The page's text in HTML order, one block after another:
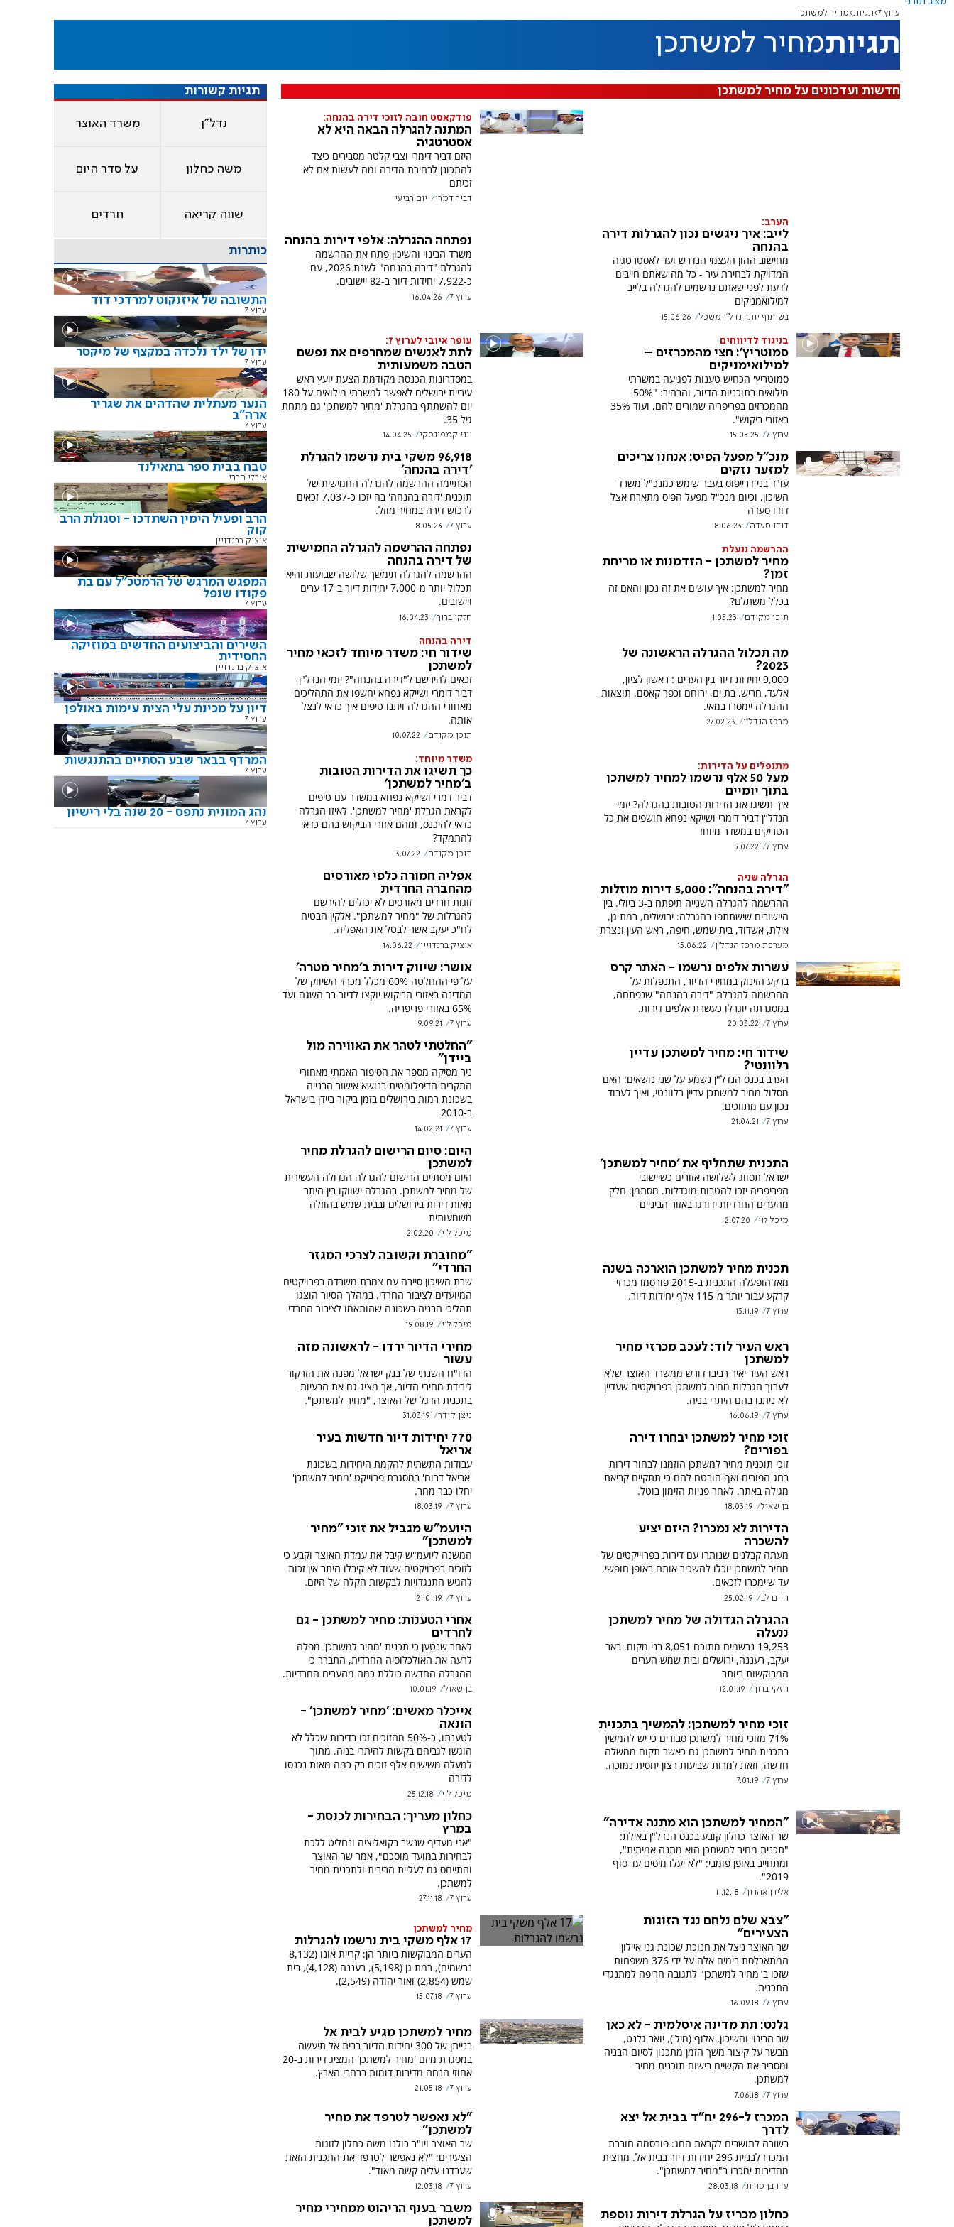
ערוץ 7 תגיות מחיר למשתכן
תגיותמחיר למשתכן
חדשות ועדכונים על מחיר למשתכן
פודקאסט חובה לזוכי דירה בהנחה:
המתנה להגרלה הבאה היא לא
אסטרטגיה
היזם דביר דימרי וצבי קלטר מסבירים כיצד
להתכונן לבחירת הדירה ומה לעשות אם לא
זכיתם
דביר דמרי יום רביעי
הערב:
לייב: איך ניגשים נכון להגרלות דירה
בהנחה
מחישוב ההון העצמי הנדרש ועד לאסטרטגיה
המדויקת לבחירת עיר - כל מה שאתם חייבים
לדעת לפני שאתם נרשמים להגרלה בלייב
למילואמניקים
בשיתוף יותר נדל"ן משכל 15.06.26
נפתחה ההגרלה: אלפי דירות בהנחה
משרד הבינוי והשיכון פתח את ההרשמה
להגרלת "דירה בהנחה" לשנת 2026, עם
כ-7,922 יחידות דיור ב-82 יישובים.
ערוץ 7 16.04.26
בניגוד לדיווחים
סמוטריץ': חצי מהמכרזים –
למילואימניקים
סמוטריץ' הכחיש טענות לפגיעה במשרתי
מילואים בתוכניות הדיור, והבהיר: "50%
מהמכרזים בפריפריה שמורים להם, ועוד 35%
באזורי ביקוש".
ערוץ 7 15.05.25
עופר איובי לערוץ 7:
לתת לאנשים שמחרפים את נפשם
הטבה משמעותית
במסדרונות הכנסת מקודמת הצעת יועץ ראש
עיריית ירושלים לאפשר למשרתי מילואים על 180
יום להשתתף בהגרלת 'מחיר למשתכן' גם מתחת
גיל 35.
יוני קמפינסקי 14.04.25
מנכ"ל מפעל הפיס: אנחנו צריכים
למזער נזקים
עו"ד בני דרייפוס בעבר שימש כמנכ"ל משרד
השיכון, וכיום מנכ"ל מפעל הפיס מתארח אצל
דודו סעדה
דודו סעדה 8.06.23
96,918 משקי בית נרשמו להגרלת
'דירה בהנחה'
הסתיימה ההרשמה להגרלה החמישית של
תוכנית 'דירה בהנחה' בה יזכו כ-7,037 זכאים
לרכוש דירה במחיר מוזל.
ערוץ 7 8.05.23
ההרשמה ננעלת
מחיר למשתכן - הזדמנות או מריחת
זמן?
מחיר למשתכן: איך עושים את זה נכון והאם זה
בכלל משתלם? ​​​​​​​
תוכן מקודם 1.05.23
נפתחה ההרשמה להגרלה החמישית
של דירה בהנחה
ההרשמה להגרלה תימשך שלושה שבועות והיא
תכלול יותר מ-7,000 יחידות דיור ב-17 ערים
ויישובים.
חזקי ברוך 16.04.23
מה תכלול ההגרלה הראשונה של
2023?
9,000 יחידות דיור בין הערים : ראשון לציון,
אלעד, חריש, בת ים, ירוחם וכפר קאסם. תוצאות
ההגרלה יימסרו במאי.
מרכז הנדל"ן 27.02.23
דירה בהנחה
שידור חי: משדר מיוחד לזכאי מחיר
למשתכן
זכאים להירשם ל"דירה בהנחה"? יזמי הנדל"ן
דביר דימרי ושייקא נפחא יחשפו את התהליכים
מאחורי ההגרלה ויתנו טיפים איך כדאי לנצל
אותה.
תוכן מקודם 10.07.22
מתנפלים על הדירות:
מעל 50 אלף נרשמו למחיר למשתכן
בתוך יומיים
איך תשיגו את הדירות הטובות בהגרלה? יזמי
הנדל"ן דביר דימרי ושייקא נפחא חושפים את כל
הטריקים במשדר מיוחד
ערוץ 7 5.07.22
משדר מיוחד:
כך תשיגו את הדירות הטובות
ב'מחיר למשתכן'
דביר דמרי ושייקא נפחא במשדר עם טיפים
לקראת הגרלת 'מחיר למשתכן'. לאיזו הגרלה
כדאי להיכנס, ומהם אזורי הביקוש בהם כדאי
להתמקד?
תוכן מקודם 3.07.22
הגרלה שניה
"דירה בהנחה": 5,000 דירות מוזלות
ההרשמה להגרלה השנייה תיפתח ב-3 ביולי. בין
היישובים שישתתפו בהגרלה: ירושלים, רמת גן,
אילת, אשדוד, בית שמש, חיפה, ראש העין ונצרת
מערכת מרכז הנדל"ן 15.06.22
אפליה חמורה כלפי מאורסים
מהחברה החרדית
זוגות חרדים מאורסים לא יכולים להירשם
להגרלות של "מחיר למשתכן". אלקין הבטיח
לח"כ יעקב אשר לבטל את האפליה.
איציק ברנדויין 14.06.22
עשרות אלפים נרשמו - האתר קרס
ברקע הזינוק במחירי הדיור, התנפלות על
ההרשמה להגרלת "דירה בהנחה" שנפתחה,
במסגרתה יוגרלו כעשרת אלפים דירות.
ערוץ 7 20.03.22
אושר: שיווק דירות ב'מחיר מטרה'
על פי ההחלטה 60% מכלל מכרזי השיווק של
המדינה באזורי הביקוש יוקצו לדיור בר השגה ועד
65% באזורי פריפריה.
ערוץ 7 9.09.21
שידור חי: מחיר למשתכן עדיין
רלוונטי?
הערב בכנס הנדל"ן נשמע על שני נושאים: האם
מסלול מחיר למשתכן עדיין רלוונטי, ואיך לעבוד
נכון עם מתווכים.
ערוץ 7 21.04.21
"החלטתי לטהר את האווירה מול
ביידן"
ניר מסיקה מספר את הסיפור האמתי מאחורי
התקרית הדיפלומטית בנושא אישור הבנייה
בשכונת רמות בירושלים בזמן ביקור ביידן בישראל
ב-2010
ערוץ 7 14.02.21
התכנית שתחליף את ׳מחיר למשתכן׳
ישראל תסווג לשלושה אזורים כשיישובי
הפריפריה יזכו להטבות מוגדלות. מסתמן: חלק
מהערים החרדיות ידורגו באזור הביניים
מיכל לוי 2.07.20
היום: סיום הרישום להגרלת מחיר
למשתכן
היום מסתיים הרישום להגרלה הגדולה העשירית
של מחיר למשתכן. בהגרלה ישווקו בין היתר
מאות דירות בירושלים ובבית שמש בהוזלה
משמעותית
מיכל לוי 2.02.20
תכנית מחיר למשתכן הוארכה בשנה
מאז הופעלה התכנית ב-2015 פורסמו מכרזי
קרקע עבור יותר מ-115 אלף יחידות דיור.
ערוץ 7 13.11.19
"מחוברת וקשובה לצרכי המגזר
החרדי"
שרת השיכון סיירה עם צמרת משרדה בפרויקטים
המיועדים לציבור החרדי. במהלך הסיור הוצגו
תהליכי הבניה בשכונה שהותאמו לציבור החרדי
מיכל לוי 19.08.19
ראש העיר לוד: לעכב מכרזי מחיר
למשתכן
ראש העיר יאיר רביבו דורש ממשרד האוצר שלא
לערוך הגרלות מחיר למשתכן בפרויקטים שעדיין
לא ניתנו בהם היתרי בניה.
ערוץ 7 16.06.19
מחירי הדיור ירדו - לראשונה מזה
עשור
הדו"ח השנתי של בנק ישראל מפנה את הזרקור
לירידת מחירי הדיור, אך מציג גם את הבעיות
בתכנית הדגל של האוצר, "מחיר למשתכן".
ניצן קידר 31.03.19
זוכי מחיר למשתכן יבחרו דירה
בפורים?
זוכי תוכנית מחיר למשתכן הוזמנו לבחור דירות
בחג הפורים ואף הובטח להם כי תתקיים קריאת
מגילה באתר. לאחר פניות הזימון בוטל.
בן שאול 18.03.19
770 יחידות דיור חדשות בעיר
אריאל
עבודות התשתית להקמת היחידות בשכונת
'אריאל דרום' במסגרת פרוייקט 'מחיר למשתכן'
יחלו כבר מחר.
ערוץ 7 18.03.19
הדירות לא נמכרו? היזם יציע
להשכרה
מעתה קבלנים שנותרו עם דירות בפרוייקטים של
מחיר למשתכן יוכלו להשכיר אותם באופן חופשי,
עד שיימכרו לזכאים.
חיים לב 25.02.19
היועמ"ש מגביל את זוכי "מחיר
למשתכן"
המשנה ליועמ"ש קיבל את עמדת האוצר וקבע כי
לזוכים בפרויקטים שעוד לא קיבלו היתר אין זכות
להגיש התנגדויות לבקשות הקלה של היזם.
ערוץ 7 21.01.19
ההגרלה הגדולה של מחיר למשתכן
ננעלה
19,253 נרשמים מתוכם 8,051 בני מקום. באר
יעקב, רעננה, ירושלים ובית שמש הערים
המבוקשות ביותר
חזקי ברוך 12.01.19
אחרי הטענות: מחיר למשתכן - גם
לחרדים
לאחר שנטען כי תכנית 'מחיר למשתכן' מפלה
לרעה את האולכלוסיה החרדית, התברר כי
ההגרלה החדשה כוללת כמה מהערים החרדיות.
בן שאול 10.01.19
זוכי מחיר למשתכן: להמשיך בתכנית
71% מזוכי מחיר למשתכן סבורים כי יש להמשיך
בתכנית מחיר למשתכן גם כאשר תקום ממשלה
חדשה, וזאת למרות שביעות רצון יחסית נמוכה.
ערוץ 7 7.01.19
אייכלר מאשים: 'מחיר למשתכן' -
הונאה
לטענתו, כ-50% מהזוכים זכו בדירות שכלל לא
הוגשו לגביהם בקשות להיתרי בניה. מתוך
למעלה משישים אלף זוכים רק כמה מאות נכנסו
לדירה
מיכל לוי 25.12.18
"המחיר למשתכן הוא מתנה אדירה"
שר האוצר כחלון קובע בכנס הנדל"ן באילת:
"תכנית מחיר למשתכן הוא מתנה אמיתית",
ומתחייב באופן פומבי: "לא יעלו מיסים עד סוף
2019".
אלירן אהרון 11.12.18
כחלון מעריך: הבחירות לכנסת -
במרץ
"אני מעדיף שנשב בקואליציה ונחליט ללכת
לבחירות במועד מוסכם", אמר שר האוצר
והתייחס גם לעליית הריבית ולתכנית מחיר
למשתכן.
ערוץ 7 27.11.18
"צבא שלם נלחם נגד הזוגות
הצעירים"
שר האוצר ניצל את חנוכת שכונת גני איילון
המתאכלסת בימים אלה על ידי 376 משפחות
שזכו ב"מחיר למשתכן" לתגובה חריפה למתנגדי
התכנית.
ערוץ 7 16.09.18
מחיר למשתכן
17 אלף משקי בית נרשמו להגרלות
הערים המבוקשות ביותר הן: קריית אונו (8,132
נרשמים), רמת גן (5,198), רעננה (4,128), בית
שמש (2,854) ואור יהודה (2,549).
ערוץ 7 15.07.18
גלנט: תת מדינה איסלמית - לא כאן
שר הבינוי והשיכון, אלוף (מיל'), יואב גלנט,
מבשר על קיצור משך הזמן מתכנון לסיום הבניה
ומסביר את הקשיים בישום תוכנית מחיר
למשתכן.
ערוץ 7 7.06.18
מחיר למשתכן מגיע לבית אל
בנייתן של 300 יחידות הדיור בבית אל תיעשה
במסגרת מיזם 'מחיר למשתכן' המציג דירות ב-20
אחוזי הנחה מדירות דומות ברחבי הארץ.
ערוץ 7 21.05.18
המכרז ל-296 יח"ד בבית אל יצא
לדרך
בשורה לתושבים לקראת החג: פורסמה חוברת
המכרז לבניית 296 יחידות דיור בבית אל. מחצית
מהדירות ימכרו ב"מחיר למשתכן".
עדו בן פורת 28.03.18
"לא נאפשר לטרפד את מחיר
למשתכן"
שר האוצר ויו"ר כולנו משה כחלון לזוגות
הצעירים: "לא נאפשר לטרפד את התכנית הזאת
שעבדנו עליה קשה מאוד".
ערוץ 7 12.03.18
כחלון מכריז על הגרלת דירות נוספת
משבר בענף הריהוט ממחירי מחיר
למשתכן
תגיות קשורות
נדל"ן משרד האוצר
משה כחלון על סדר היום
שווה קריאה חרדים
כותרות
התשובה של איזנקוט למרדכי דוד
ערוץ 7
ידו של ילד נלכדה במקצף של מיקסר
ערוץ 7
הנער מעתלית שהדהים את שגריר
ארה"ב
ערוץ 7
טבח בבית ספר בתאילנד
אורלי הררי
הרב ופעיל הימין השתדכו - וסגולת הרב
קוק
איציק ברנדויין
המפגש המרגש של הרמטכ"ל עם בת
פקודו שנפל
ערוץ 7
השירים והביצועים החדשים במוזיקה
החסידית
איציק ברנדויין
דיון על מכינת עלי הצית עימות באולפן
ערוץ 7
המרדף בבאר שבע הסתיים בהתנגשות
ערוץ 7
נהג המונית נתפס - 20 שנה בלי רישיון
ערוץ 7